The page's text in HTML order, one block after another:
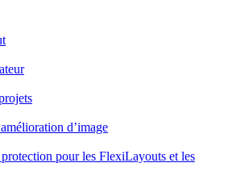
d’image
pour les FlexiLayouts et les